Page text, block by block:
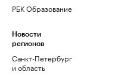
РБК Образование
Новости
регионов
Санкт-Петербург
и область